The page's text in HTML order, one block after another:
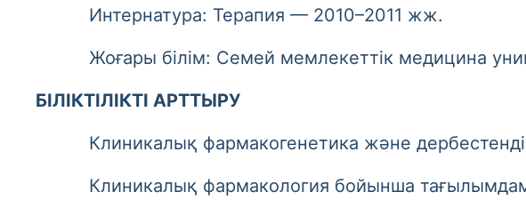
Интернатура: Терапия — 2010–2011 жж.
Жоғары білім: Семей мемлекеттік медицина
БІЛІКТІЛІКТІ АРТТЫРУ
Клиникалық фармакогенетика және
Клиникалық фармакология бойынша